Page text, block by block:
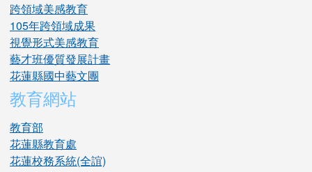
跨領域美感教育
105年跨領域成果
視覺形式美感教育
藝才班優質發展計畫
花蓮縣國中藝文團
教育網站
教育部
花蓮縣教育處
花蓮校務系統(全誼)